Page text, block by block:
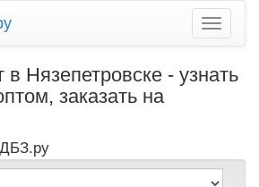
в Нязепетровске - узнать
заказать на